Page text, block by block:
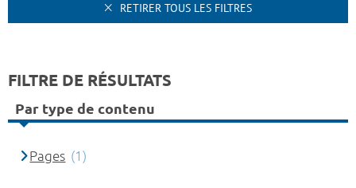
RETIRER TOUS LES FILTRES
FILTRE DE RÉSULTATS
Par type de contenu
Pages (1)